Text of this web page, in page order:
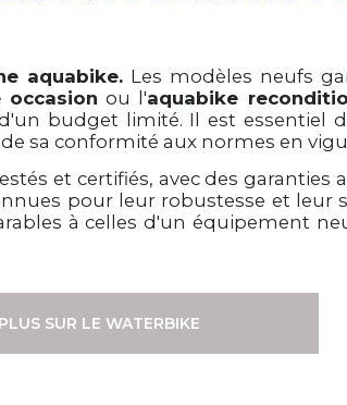
aquabike.Les modèles neufs
occasion ou l'aquabike
budget limité. Il est essentiel
sa conformité aux normes en
et certifiés, avec des garanties
pour leur robustesse et leur
à celles d'un équipement
SUR LE WATERBIKE